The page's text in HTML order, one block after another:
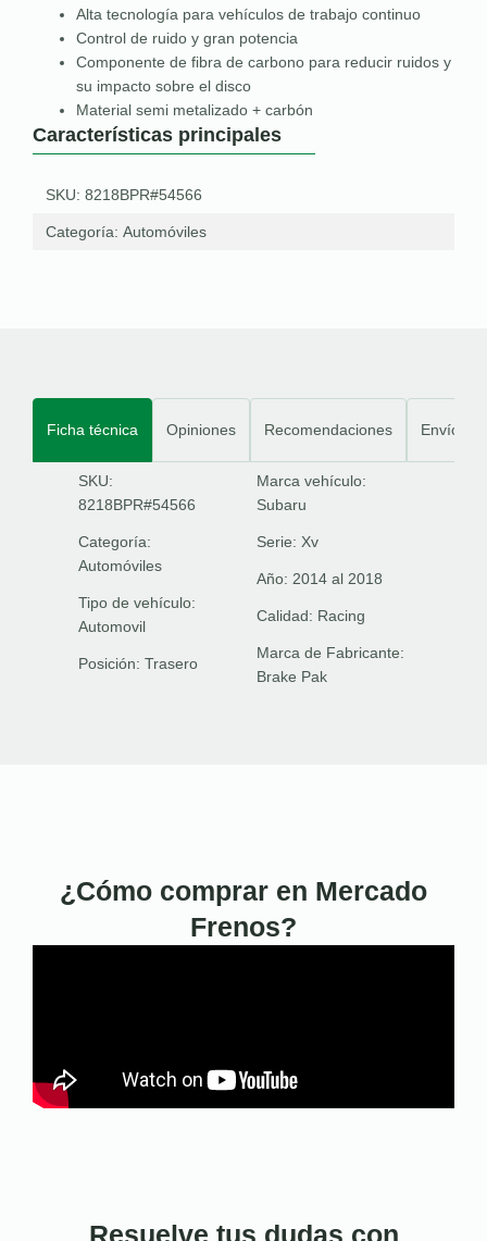
Alta tecnología para vehículos de trabajo continuo
Control de ruido y gran potencia
Componente de fibra de carbono para reducir ruidos y
su impacto sobre el disco
Material semi metalizado + carbón
Características principales
SKU: 8218BPR#54566
Categoría: Automóviles
Ficha técnica Opiniones Recomendaciones Envíos
SKU:
8218BPR#54566
Categoría:
Automóviles
Tipo de vehículo:
Automovil
Posición: Trasero
Marca vehículo:
Subaru
Serie: Xv
Año: 2014 al 2018
Calidad: Racing
Marca de Fabricante:
Brake Pak
¿Cómo comprar en Mercado
Frenos?
Resuelve tus dudas con